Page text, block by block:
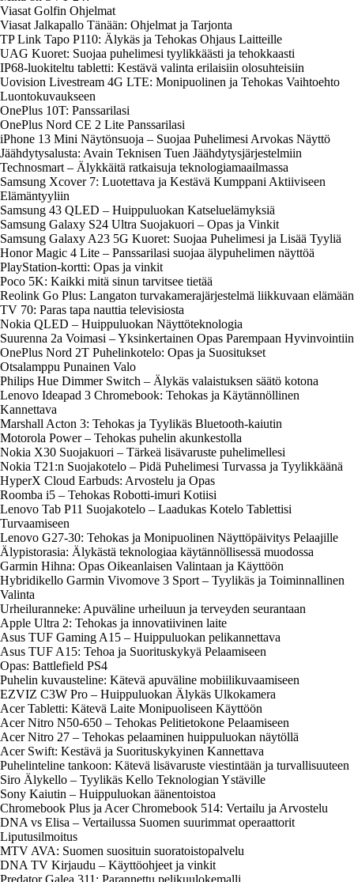
Viasat Golfin Ohjelmat
Viasat Jalkapallo Tänään: Ohjelmat ja Tarjonta
TP Link Tapo P110: Älykäs ja Tehokas Ohjaus Laitteille
UAG Kuoret: Suojaa puhelimesi tyylikkäästi ja tehokkaasti
IP68-luokiteltu tabletti: Kestävä valinta erilaisiin olosuhteisiin
Uovision Livestream 4G LTE: Monipuolinen ja Tehokas Vaihtoehto
Luontokuvaukseen
OnePlus 10T: Panssarilasi
OnePlus Nord CE 2 Lite Panssarilasi
iPhone 13 Mini Näytönsuoja – Suojaa Puhelimesi Arvokas Näyttö
Jäähdytysalusta: Avain Teknisen Tuen Jäähdytysjärjestelmiin
Technosmart – Älykkäitä ratkaisuja teknologiamaailmassa
Samsung Xcover 7: Luotettava ja Kestävä Kumppani Aktiiviseen
Elämäntyyliin
Samsung 43 QLED – Huippuluokan Katseluelämyksiä
Samsung Galaxy S24 Ultra Suojakuori – Opas ja Vinkit
Samsung Galaxy A23 5G Kuoret: Suojaa Puhelimesi ja Lisää Tyyliä
Honor Magic 4 Lite – Panssarilasi suojaa älypuhelimen näyttöä
PlayStation-kortti: Opas ja vinkit
Poco 5K: Kaikki mitä sinun tarvitsee tietää
Reolink Go Plus: Langaton turvakamerajärjestelmä liikkuvaan elämään
TV 70: Paras tapa nauttia televisiosta
Nokia QLED – Huippuluokan Näyttöteknologia
Suurenna 2a Voimasi – Yksinkertainen Opas Parempaan Hyvinvointiin
OnePlus Nord 2T Puhelinkotelo: Opas ja Suositukset
Otsalamppu Punainen Valo
Philips Hue Dimmer Switch – Älykäs valaistuksen säätö kotona
Lenovo Ideapad 3 Chromebook: Tehokas ja Käytännöllinen
Kannettava
Marshall Acton 3: Tehokas ja Tyylikäs Bluetooth-kaiutin
Motorola Power – Tehokas puhelin akunkestolla
Nokia X30 Suojakuori – Tärkeä lisävaruste puhelimellesi
Nokia T21:n Suojakotelo – Pidä Puhelimesi Turvassa ja Tyylikkäänä
HyperX Cloud Earbuds: Arvostelu ja Opas
Roomba i5 – Tehokas Robotti-imuri Kotiisi
Lenovo Tab P11 Suojakotelo – Laadukas Kotelo Tablettisi
Turvaamiseen
Lenovo G27-30: Tehokas ja Monipuolinen Näyttöpäivitys Pelaajille
Älypistorasia: Älykästä teknologiaa käytännöllisessä muodossa
Garmin Hihna: Opas Oikeanlaisen Valintaan ja Käyttöön
Hybridikello Garmin Vivomove 3 Sport – Tyylikäs ja Toiminnallinen
Valinta
Urheiluranneke: Apuväline urheiluun ja terveyden seurantaan
Apple Ultra 2: Tehokas ja innovatiivinen laite
Asus TUF Gaming A15 – Huippuluokan pelikannettava
Asus TUF A15: Tehoa ja Suorituskykyä Pelaamiseen
Opas: Battlefield PS4
Puhelin kuvausteline: Kätevä apuväline mobiilikuvaamiseen
EZVIZ C3W Pro – Huippuluokan Älykäs Ulkokamera
Acer Tabletti: Kätevä Laite Monipuoliseen Käyttöön
Acer Nitro N50-650 – Tehokas Pelitietokone Pelaamiseen
Acer Nitro 27 – Tehokas pelaaminen huippuluokan näytöllä
Acer Swift: Kestävä ja Suorituskykyinen Kannettava
Puhelinteline tankoon: Kätevä lisävaruste viestintään ja turvallisuuteen
Siro Älykello – Tyylikäs Kello Teknologian Ystäville
Sony Kaiutin – Huippuluokan äänentoistoa
Chromebook Plus ja Acer Chromebook 514: Vertailu ja Arvostelu
DNA vs Elisa – Vertailussa Suomen suurimmat operaattorit
Liputusilmoitus
MTV AVA: Suomen suosituin suoratoistopalvelu
DNA TV Kirjaudu – Käyttöohjeet ja vinkit
Predator Galea 311: Parannettu pelikuulokemalli